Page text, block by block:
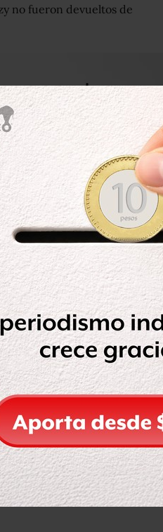
no fueron devueltos de
más rica de Francia, la
en 2010 hasta convertirse
niveles.Surgieron alegatos
de Sarkozydurante la
niega enfáticamente.
beneplácito, frustrados por la
la recesión y por considerar